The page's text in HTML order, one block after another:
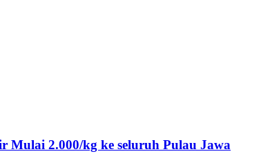
2.000/kg ke seluruh Pulau Jawa